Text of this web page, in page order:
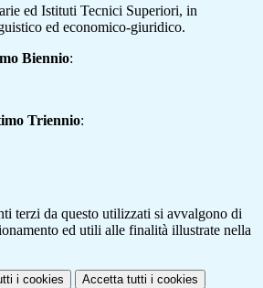
ed Istituti Tecnici Superiori, in
ed economico-giuridico.
Biennio:
Triennio:
terzi da questo utilizzati si avvalgono di
ed utili alle finalità illustrate nella
i cookies Accetta tutti i cookies